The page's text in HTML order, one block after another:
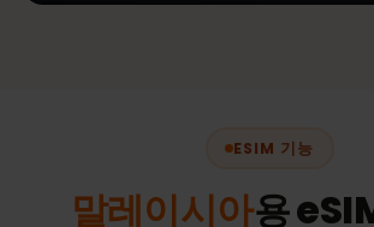
ESIM 기능
말레이시아용